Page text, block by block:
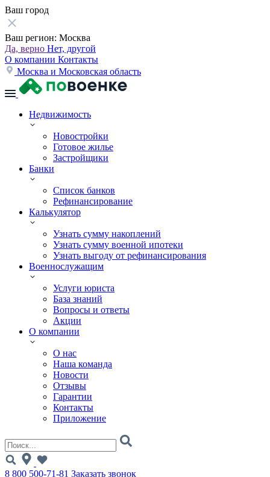
Ваш город
Ваш регион: Москва
Да, верно Нет, другой
О компании Контакты
Москва и Московская область
Недвижимость
Новостройки
Готовое жилье
Застройщики
Банки
Список банков
Рефинансирование
Калькулятор
Узнать сумму накоплений
Узнать сумму военной ипотеки
Узнать выгоду от рефинансирования
Военнослужащим
Услуги юриста
База знаний
Вопросы и ответы
Акции
О компании
О нас
Наша команда
Новости
Отзывы
Гарантии
Контакты
Приложение
8 800 500-71-81 Заказать звонок